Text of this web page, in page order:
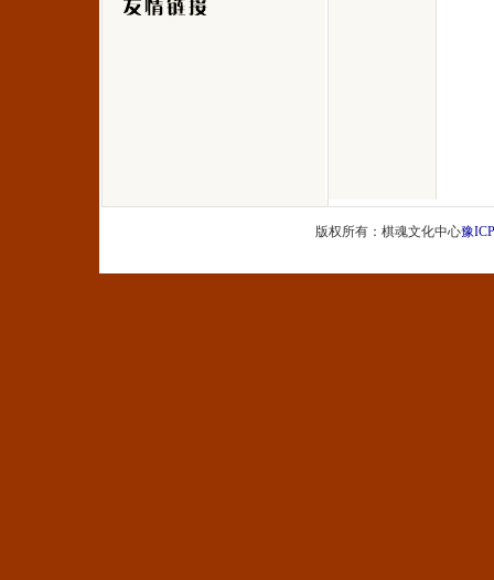
版权所有：棋魂文化中心豫